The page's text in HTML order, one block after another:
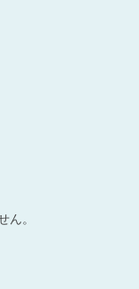
ん。